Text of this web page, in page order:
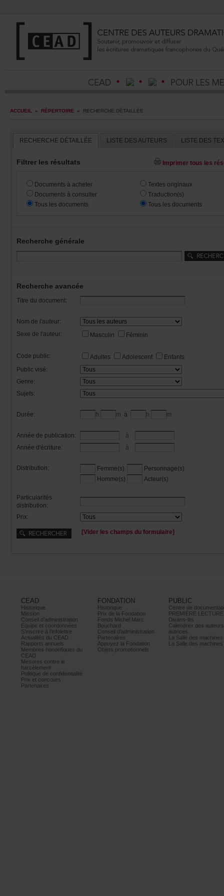
ACCUEIL » RÉPERTOIRE » RECHERCHEDÉTAILLÉE
RECHERCHEDÉTAILLÉE LISTEDESAUTEURS
Filtrerlesrésultats
Documentsàacheter
Documentsàconsulter
Touslesdocuments
Textesoriginaux
Traduction(s)
Touslesdocuments
Recherchegénérale
Rechercheavancée
Titredudocument:
Nomdel'auteur:
Sexedel'auteur:
Masculin Féminin
Codepublic: Adultes Adolescent
Enfants
Publicvisé:
Genre:
Sujets:
Durée: h m à h m
Annéedepublication:
à
Annéed'écriture:
à
Distribution: Femme(s)
Personnage(s)
Homme(s)
Acteur(s)
Particularités
distribution:
Prix:
[Viderleschampsduformulaire]
CEAD
Historique
Mission
Conseild’administration
Équipeetcoordonnées
S’inscrireàl’infolettre
ActualitésduCEAD
Rapportsannuels
Membreshonorifiquesdu
CEAD
Mesurescontrele
harcèlement
Politiquedeconfidentialité
Prixetconcours
Partenaires
FONDATION
Historique
PrixdelaFondation
FondsMichelMarc
Bouchard
Conseild’administration
Partenaires
AppuyezlaFondation
Objetspromotionnels
PUBLIC
PREMIÈRELECTURE
Divans-lits
autrices